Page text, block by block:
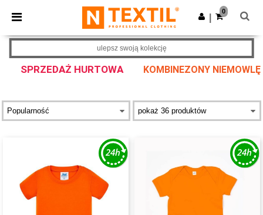
× Aplikacja Ntextil
Lepsze ceny w aplikacji!
Pobierz app
0
SPRZEDAŻ HURTOWA KOMBINEZONY
ulepsz swoją kolekcję